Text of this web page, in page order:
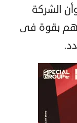
الشركة
بقوة فى